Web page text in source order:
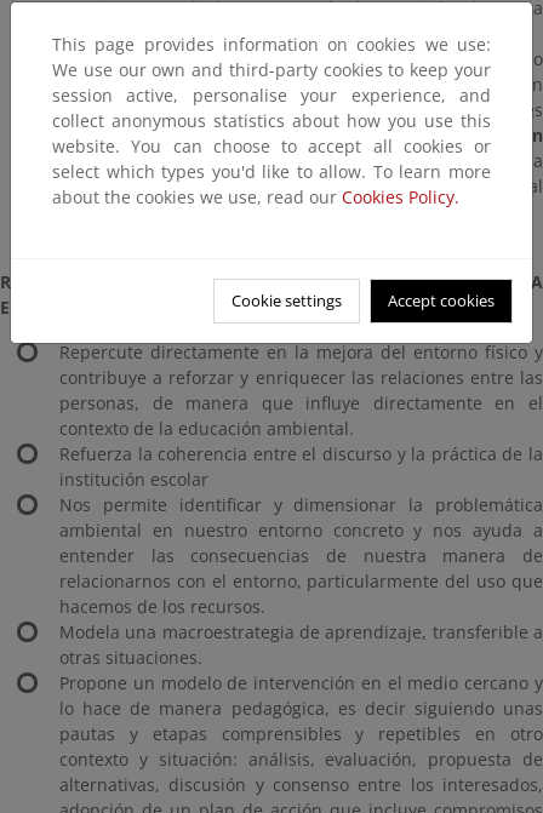
previstas por el Plan. Los resultados servirán de pauta
para la actualización periódica del Plan.
Protagonistas :El control de indicadores puede ser hecho
por ungrupo , de manera similar al diagnóstico. En
cambio, la tutela del cumplimiento de las acciones
previstas por el Plan debe recaer en personas con
responsabilidades ejecutivas. Conviene mantener la
coordinacióndel proceso, que hará el seguimiento general
y registrará los aprendizajes.
RECAPITULANDO: APORTACIONES RELEVANTES DE LA
ECOAUDITORÍA A LA EDUCACIÓN AMBIENTAL
Repercute directamente en la mejora del entorno físico y
contribuye a reforzar y enriquecer las relaciones entre las
personas, de manera que influye directamente en el
contexto de la educación ambiental.
Refuerza la coherencia entre el discurso y la práctica de la
institución escolar
Nos permite identificar y dimensionar la problemática
ambiental en nuestro entorno concreto y nos ayuda a
entender las consecuencias de nuestra manera de
relacionarnos con el entorno, particularmente del uso que
hacemos de los recursos.
Modela una macroestrategia de aprendizaje, transferible a
otras situaciones.
Propone un modelo de intervención en el medio cercano y
lo hace de manera pedagógica, es decir siguiendo unas
pautas y etapas comprensibles y repetibles en otro
contexto y situación: análisis, evaluación, propuesta de
alternativas, discusión y consenso entre los interesados,
This page provides information on cookies we use:
We use our own and third-party cookies to keep your
session active, personalise your experience, and
collect anonymous statistics about how you use this
website. You can choose to accept all cookies or
select which types you'd like to allow. To learn more
about the cookies we use, read our Cookies Policy.
Cookie settings Accept cookies